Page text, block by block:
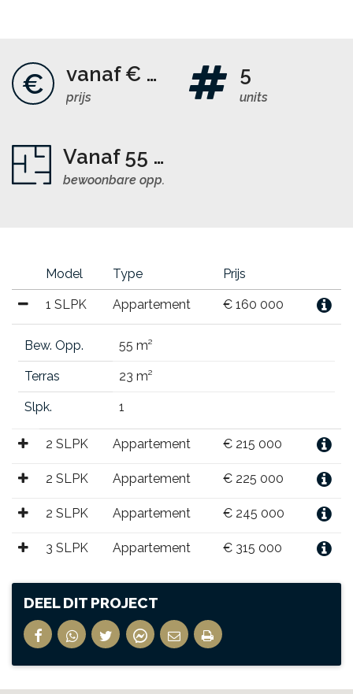
€ vanaf € 160 000
prijs
5
units
Vanaf 55 m²
bewoonbare opp.
Model Type Prijs
1 SLPK Appartement € 160 000
Bew. Opp. 55 m²
Terras 23 m²
Slpk. 1
2 SLPK Appartement € 215 000
2 SLPK Appartement € 225 000
2 SLPK Appartement € 245 000
3 SLPK Appartement € 315 000
DEEL DIT PROJECT